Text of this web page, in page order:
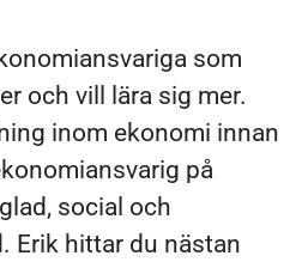
som
och vill lära sig mer.
inom ekonomi innan
på
social och
Erik hittar du nästan